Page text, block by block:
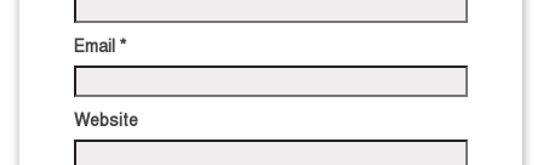
Email *
Website